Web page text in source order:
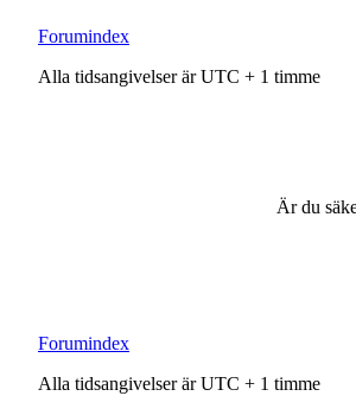
Forumindex
Alla tidsangivelser är UTC + 1 timme
Är du
Forumindex
Alla tidsangivelser är UTC + 1 timme